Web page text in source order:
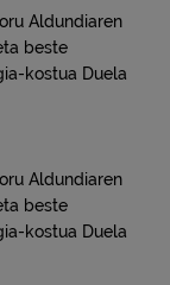
Aldundiaren
beste
kostua Duela
Aldundiaren
beste
kostua Duela